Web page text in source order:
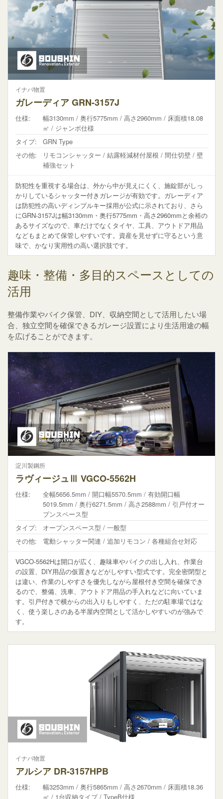
イナバ物置
ガレーディア GRN-3157J
仕様:
幅3130mm / 奥行5775mm / 高さ2960mm / 床面積18.08
㎡ / ジャンボ仕様
タイプ:
GRN Type
その他:
リモコンシャッター / 結露軽減材付屋根 / 間仕切壁 / 壁
補強セット
防犯性を重視する場合は、外から中が見えにくく、施錠部がしっ
かりしているシャッター付きガレージが有効です。ガレーディア
は防犯性の高いディンプルキー採用が公式に示されており、さら
にGRN-3157Jは幅3130mm・奥行5775mm・高さ2960mmと余裕の
あるサイズなので、車だけでなくタイヤ、工具、アウトドア用品
などもまとめて保管しやすいです。資産を見せずに守るという意
味で、かなり実用性の高い選択肢です。
趣味・整備・多目的スペースとしての
活用
整備作業やバイク保管、DIY、収納空間として活用したい場
合、独立空間を確保できるガレージ設置により生活用途の幅
を広げることができます。
淀川製鋼所
ラヴィージュⅢ VGCO-5562H
仕様:
全幅5656.5mm / 開口幅5570.5mm / 有効開口幅
5019.5mm / 奥行6271.5mm / 高さ2588mm / 引戸付オー
プンスペース型
タイプ:
オープンスペース型 / 一般型
その他:
電動シャッター関連 / 追加リモコン / 各種組合せ対応
VGCO-5562Hは開口が広く、趣味車やバイクの出し入れ、作業台
の設置、DIY用品の仮置きなどがしやすい型式です。完全密閉型と
は違い、作業のしやすさを優先しながら屋根付き空間を確保でき
るので、整備、洗車、アウトドア用品の手入れなどに向いていま
す。引戸付きで横からの出入りもしやすく、ただの駐車場ではな
く、使う楽しさのある半屋内空間として活かしやすいのが強みで
す。
イナバ物置
アルシア DR-3157HPB
仕様:
幅3253mm / 奥行5865mm / 高さ2670mm / 床面積18.36
㎡ / 1台収納タイプ / TypeB仕様